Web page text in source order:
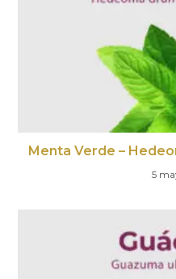
Menta Verde –
5